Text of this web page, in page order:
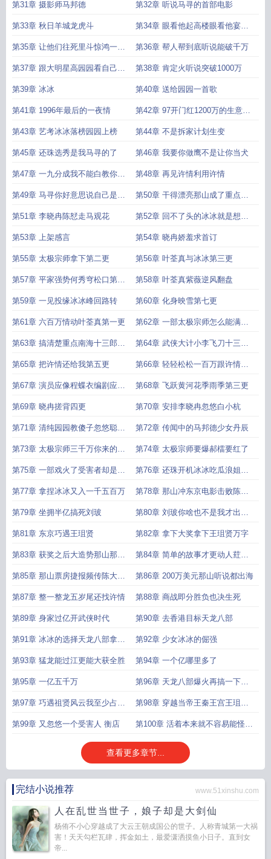
不免费 1000万的
第31章 摄影师马邦德 第32章 听说马寻的首部电影
第33章 秋日羊城龙虎斗 第34章 眼看他起高楼眼看他宴宾
客
第35章 让他们往死里斗惊鸿一瞥
王珇贤
第36章 帮人帮到底听说能破千万
第37章 跟大明星高园园看自己的
电影
第38章 肯定火听说突破1000万
第39章 冰冰 第40章 送给园园一首歌
第41章 1996年最后的一夜情 第42章 97开门红1200万的生意谈
成了
第43章 艺考冰冰落榜园园上榜 第44章 不是拆家计划生变
第45章 还珠选秀是我马寻的了 第46章 我要你做鹰不是让你当犬
第47章 一九分成我不能白教你们
做市场啊
第48章 再见许情利用许情
第49章 马寻你好意思说自己是好
人
第50章 干得漂亮那山成了重点项
目
第51章 李晓冉陈恏走马观花 第52章 回不了头的冰冰就是想红
的李晓冉
第53章 上架感言 第54章 晓冉娇羞求首订
第55章 太极宗师拿下第二更 第56章 叶荃真与冰冰第三更
第57章 平家强势何秀穹松口第四
更
第58章 叶荃真紫薇逆风翻盘
第59章 一见投缘冰冰峰回路转 第60章 化身映雪第七更
第61章 六百万情动叶荃真第一更 第62章 一部太极宗师怎么能满足
我的野心
第63章 搞清楚重点南海十三郎第
三
第64章 武侠大计小李飞刀十三郎
出事
第65章 把许情还给我第五更 第66章 轻轻松松一百万跟许情是
什么关系
第67章 演员应像程蝶衣编剧应学
十三郎
第68章 飞跃黄河花季雨季第三更
第69章 晓冉搓背四更 第70章 安排李晓冉忽悠白小杭
第71章 清纯园园教傻子忽悠聪明
人第二更
第72章 传闻中的马邦德少女丹辰
第73章 太极宗师三千万你来的正
好
第74章 太极宗师要爆郝檑要红了
第75章 一部戏火了受害者却是水
缸
第76章 还珠开机冰冰吃瓜浪姐秀
穹
第77章 拿捏冰冰又入一千五百万 第78章 那山冲东京电影击败陈大
导
第79章 坐拥半亿搞死刘玻 第80章 刘玻你啥也不是我才出了
一招二合
第81章 东京巧遇王珇贤 第82章 拿下大奖拿下王珇贤万字
第83章 获奖之后大造势那山那人
那狗即
第84章 简单的故事才更动人荭姐
探班巩利
第85章 那山票房捷报频传陈大导
心眼儿
第86章 200万美元那山听说都出海
第87章 整一整龙五岁尾还找许情 第88章 商战即分胜负也决生死
第89章 身家过亿开武侠时代 第90章 去香港目标天龙八部
第91章 冰冰的选择天龙八部拿下
万
第92章 少女冰冰的倔强
第93章 猛龙能过江更能大获全胜 第94章 一个亿哪里多了
第95章 一亿五千万 第96章 天龙八部爆火再搞一下风
云
第97章 巧遇祖贤风云我至少占两
成
第98章 穿越当帝王秦王宫王珇贤
穿上古装
第99章 又忽悠一个受害人 衡店 第100章 活着本来就不容易能怪别
人就别怪
查看更多章节...
完结小说推荐 www.51xinshu.com
人在乱世当世子，娘子却是大剑仙
杨侑不小心穿越成了大云王朝成国公的世子。人称青城第一大祸
害！天天勾栏瓦肆，挥金如土，最爱潇洒摸鱼小日子。直到女
帝...